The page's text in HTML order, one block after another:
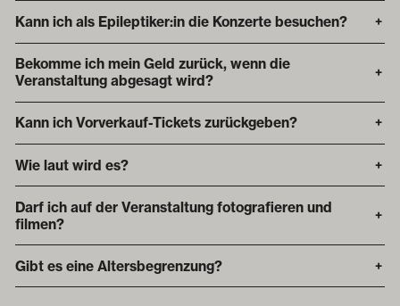
Kann ich als Epileptiker:in die Konzerte besuchen? +
Bekomme ich mein Geld zurück, wenn die
Veranstaltung abgesagt wird?
+
Kann ich Vorverkauf-Tickets zurückgeben? +
Wie laut wird es? +
Darf ich auf der Veranstaltung fotografieren und
filmen?
+
Gibt es eine Altersbegrenzung? +